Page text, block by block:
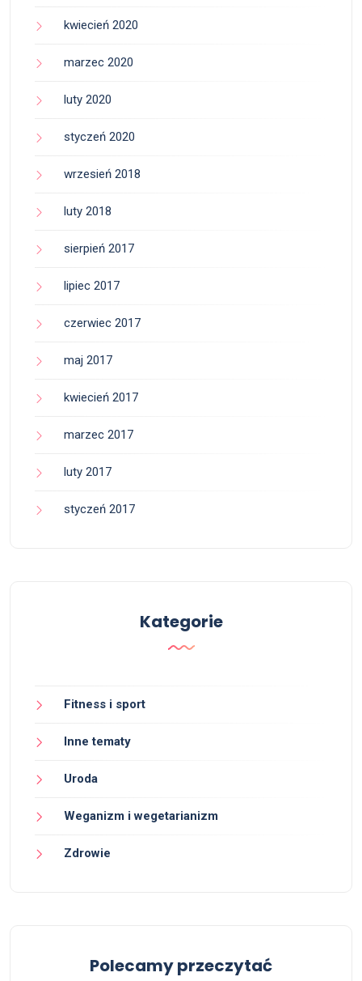
kwiecień 2020
marzec 2020
luty 2020
styczeń 2020
wrzesień 2018
luty 2018
sierpień 2017
lipiec 2017
czerwiec 2017
maj 2017
kwiecień 2017
marzec 2017
luty 2017
styczeń 2017
Kategorie
Fitness i sport
Inne tematy
Uroda
Weganizm i wegetarianizm
Zdrowie
Polecamy przeczytać